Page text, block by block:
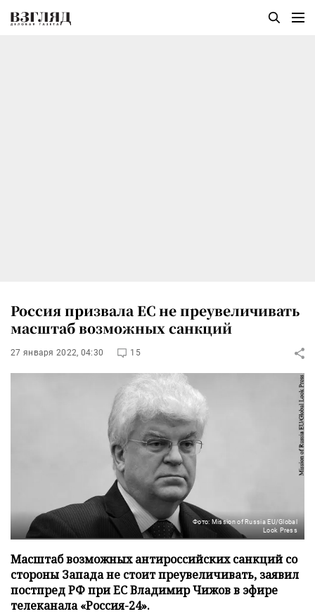
Россия призвала ЕС не преувеличивать
масштаб возможных санкций
27 января 2022, 04:30 15
Фото: Mission of Russia EU/Global
Look Press
Масштаб возможных антироссийских санкций со
стороны Запада не стоит преувеличивать, заявил
постпред РФ при ЕС Владимир Чижов в эфире
телеканала «Россия-24».